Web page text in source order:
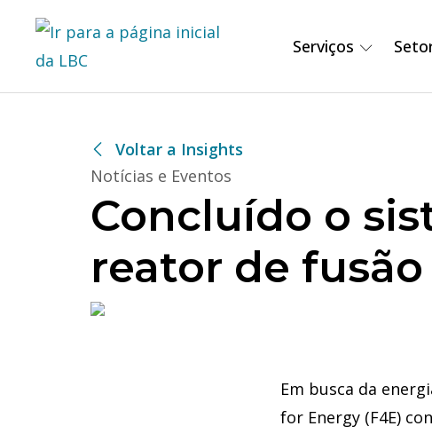
Serviços
Voltar a Insights
Notícias e Eventos
Concluído o
reator de
Em busca da
for Energy (F4E)